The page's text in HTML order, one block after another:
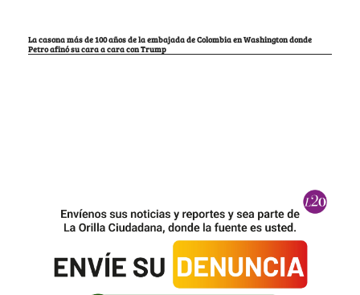
La casona más de 100 años de la embajada de Colombia en Washington donde
Petro afinó su cara a cara con Trump